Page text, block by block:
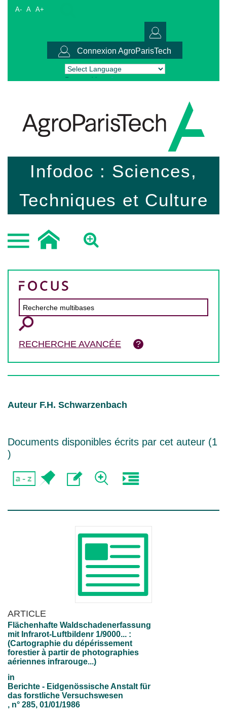
A- A A+
Connexion AgroParisTech
Powered by Translate
Infodoc : Sciences,
Techniques et Culture
RECHERCHE AVANCÉE
Auteur F.H. Schwarzenbach
Documents disponibles écrits par cet auteur (1
)
ARTICLE
Flächenhafte Waldschadenerfassung
mit Infrarot-Luftbildenr 1/9000... :
(Cartographie du dépérissement
forestier à partir de photographies
aériennes infrarouge...)
in
Berichte - Eidgenössische Anstalt für
das forstliche Versuchswesen
, n° 285, 01/01/1986